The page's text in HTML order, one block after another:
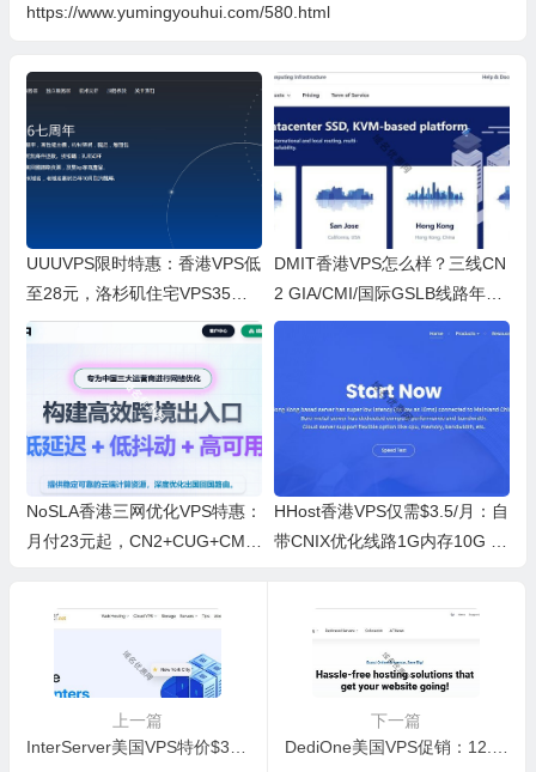
https://www.yumingyouhui.com/580.html
UUUVPS限时特惠：香港VPS低
至28元，洛杉矶住宅VPS35元
起
DMIT香港VPS怎么样？三线CN
2 GIA/CMI/国际GSLB线路年付
$36.9起
NoSLA香港三网优化VPS特惠：
月付23元起，CN2+CUG+CMI
HHost香港VPS仅需$3.5/月：自
带CNIX优化线路1G内存10G S
上一篇
InterServer美国VPS特价$3/月：1核2G内存40G SSD，洛杉矶等数据中心可选
下一篇
DediOne美国VPS促销：12.99美元年起，洛杉矶密苏里机房可选